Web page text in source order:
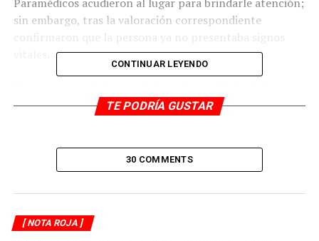
sin embargo, tras la valoración correspondiente
podría estar relacionado con causas naturales, aunque
serán las autoridades competentes las encargadas de
Elementos de la Policía Estatal acordonaron el área y
para llevar a cabo las diligencias de ley.
CONTINUAR LEYENDO
TE PODRÍA GUSTAR
30 COMMENTS
[ NOTA ROJA ]